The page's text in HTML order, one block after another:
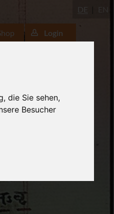
die Sie sehen,
Besucher
DE
Login